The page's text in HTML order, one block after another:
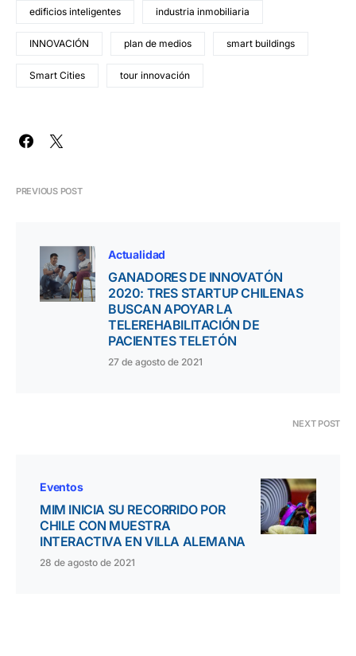
edificios inteligentes industria inmobiliaria
INNOVACIÓN plan de medios smart buildings
Smart Cities tour innovación
PREVIOUS POST
Actualidad
GANADORES DE INNOVATÓN
2020: TRES STARTUP CHILENAS
BUSCAN APOYAR LA
TELEREHABILITACIÓN DE
PACIENTES TELETÓN
27 de agosto de 2021
NEXT POST
Eventos
MIM INICIA SU RECORRIDO POR
CHILE CON MUESTRA
INTERACTIVA EN VILLA ALEMANA
28 de agosto de 2021